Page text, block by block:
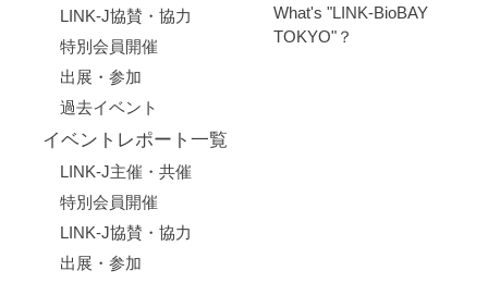
LINK-J協賛・協力
特別会員開催
出展・参加
過去イベント
イベントレポート一覧
LINK-J主催・共催
特別会員開催
LINK-J協賛・協力
出展・参加
What's "LINK-BioBAY
TOKYO"？